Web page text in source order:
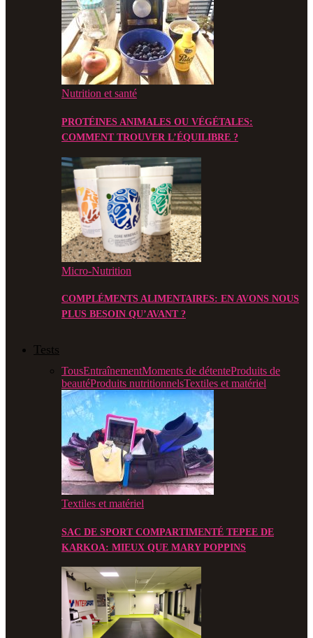
Nutrition et santé
PROTÉINES ANIMALES OU VÉGÉTALES:
COMMENT TROUVER L’ÉQUILIBRE ?
Micro-Nutrition
COMPLÉMENTS ALIMENTAIRES: EN AVONS NOUS
PLUS BESOIN QU’AVANT ?
Tests
TousEntraînementMoments de détenteProduits de
beautéProduits nutritionnelsTextiles et matériel
Textiles et matériel
SAC DE SPORT COMPARTIMENTÉ TEPEE DE
KARKOA: MIEUX QUE MARY POPPINS